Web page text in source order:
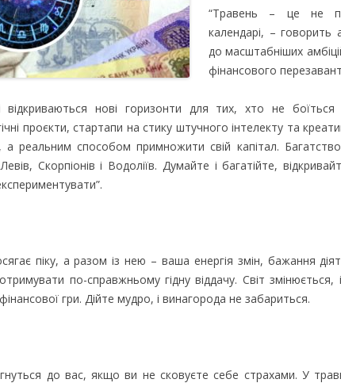
“Травень – це не
календарі, –
до масштабніших
фінансового
відкриваються нові горизонти для тих, хто не боїться
проєкти, стартапи на стику штучного інтелекту та
а реальним способом примножити свій капітал.
Скорпіонів і Водоліїв. Думайте і багатійте,
піку, а разом із нею – ваша енергія змін, бажання
по-справжньому гідну віддачу. Світ
гри. Дійте мудро, і винагорода не забариться.
до вас, якщо ви не сковуєте себе страхами. У